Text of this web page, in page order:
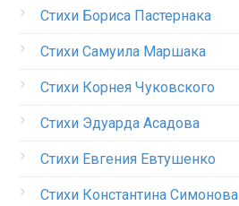
Стихи Бориса Пастернака
Стихи Самуила Маршака
Стихи Корнея Чуковского
Стихи Эдуарда Асадова
Стихи Евгения Евтушенко
Стихи Константина Симонова